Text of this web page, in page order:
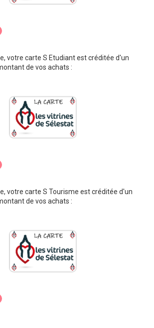
votre carte S Etudiant est créditée d'un
de vos achats :
votre carte S Tourisme est créditée d'un
de vos achats :